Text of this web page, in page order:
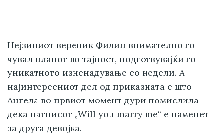
Нејзиниот вереник Филип внимателно го
чувал планот во тајност, подготвувајќи го
уникатното изненадување со недели. А
најинтересниот дел од приказната е што
Ангела во првиот момент дури помислила
дека натписот „Will you marry me“ е наменет
за друга девојка.